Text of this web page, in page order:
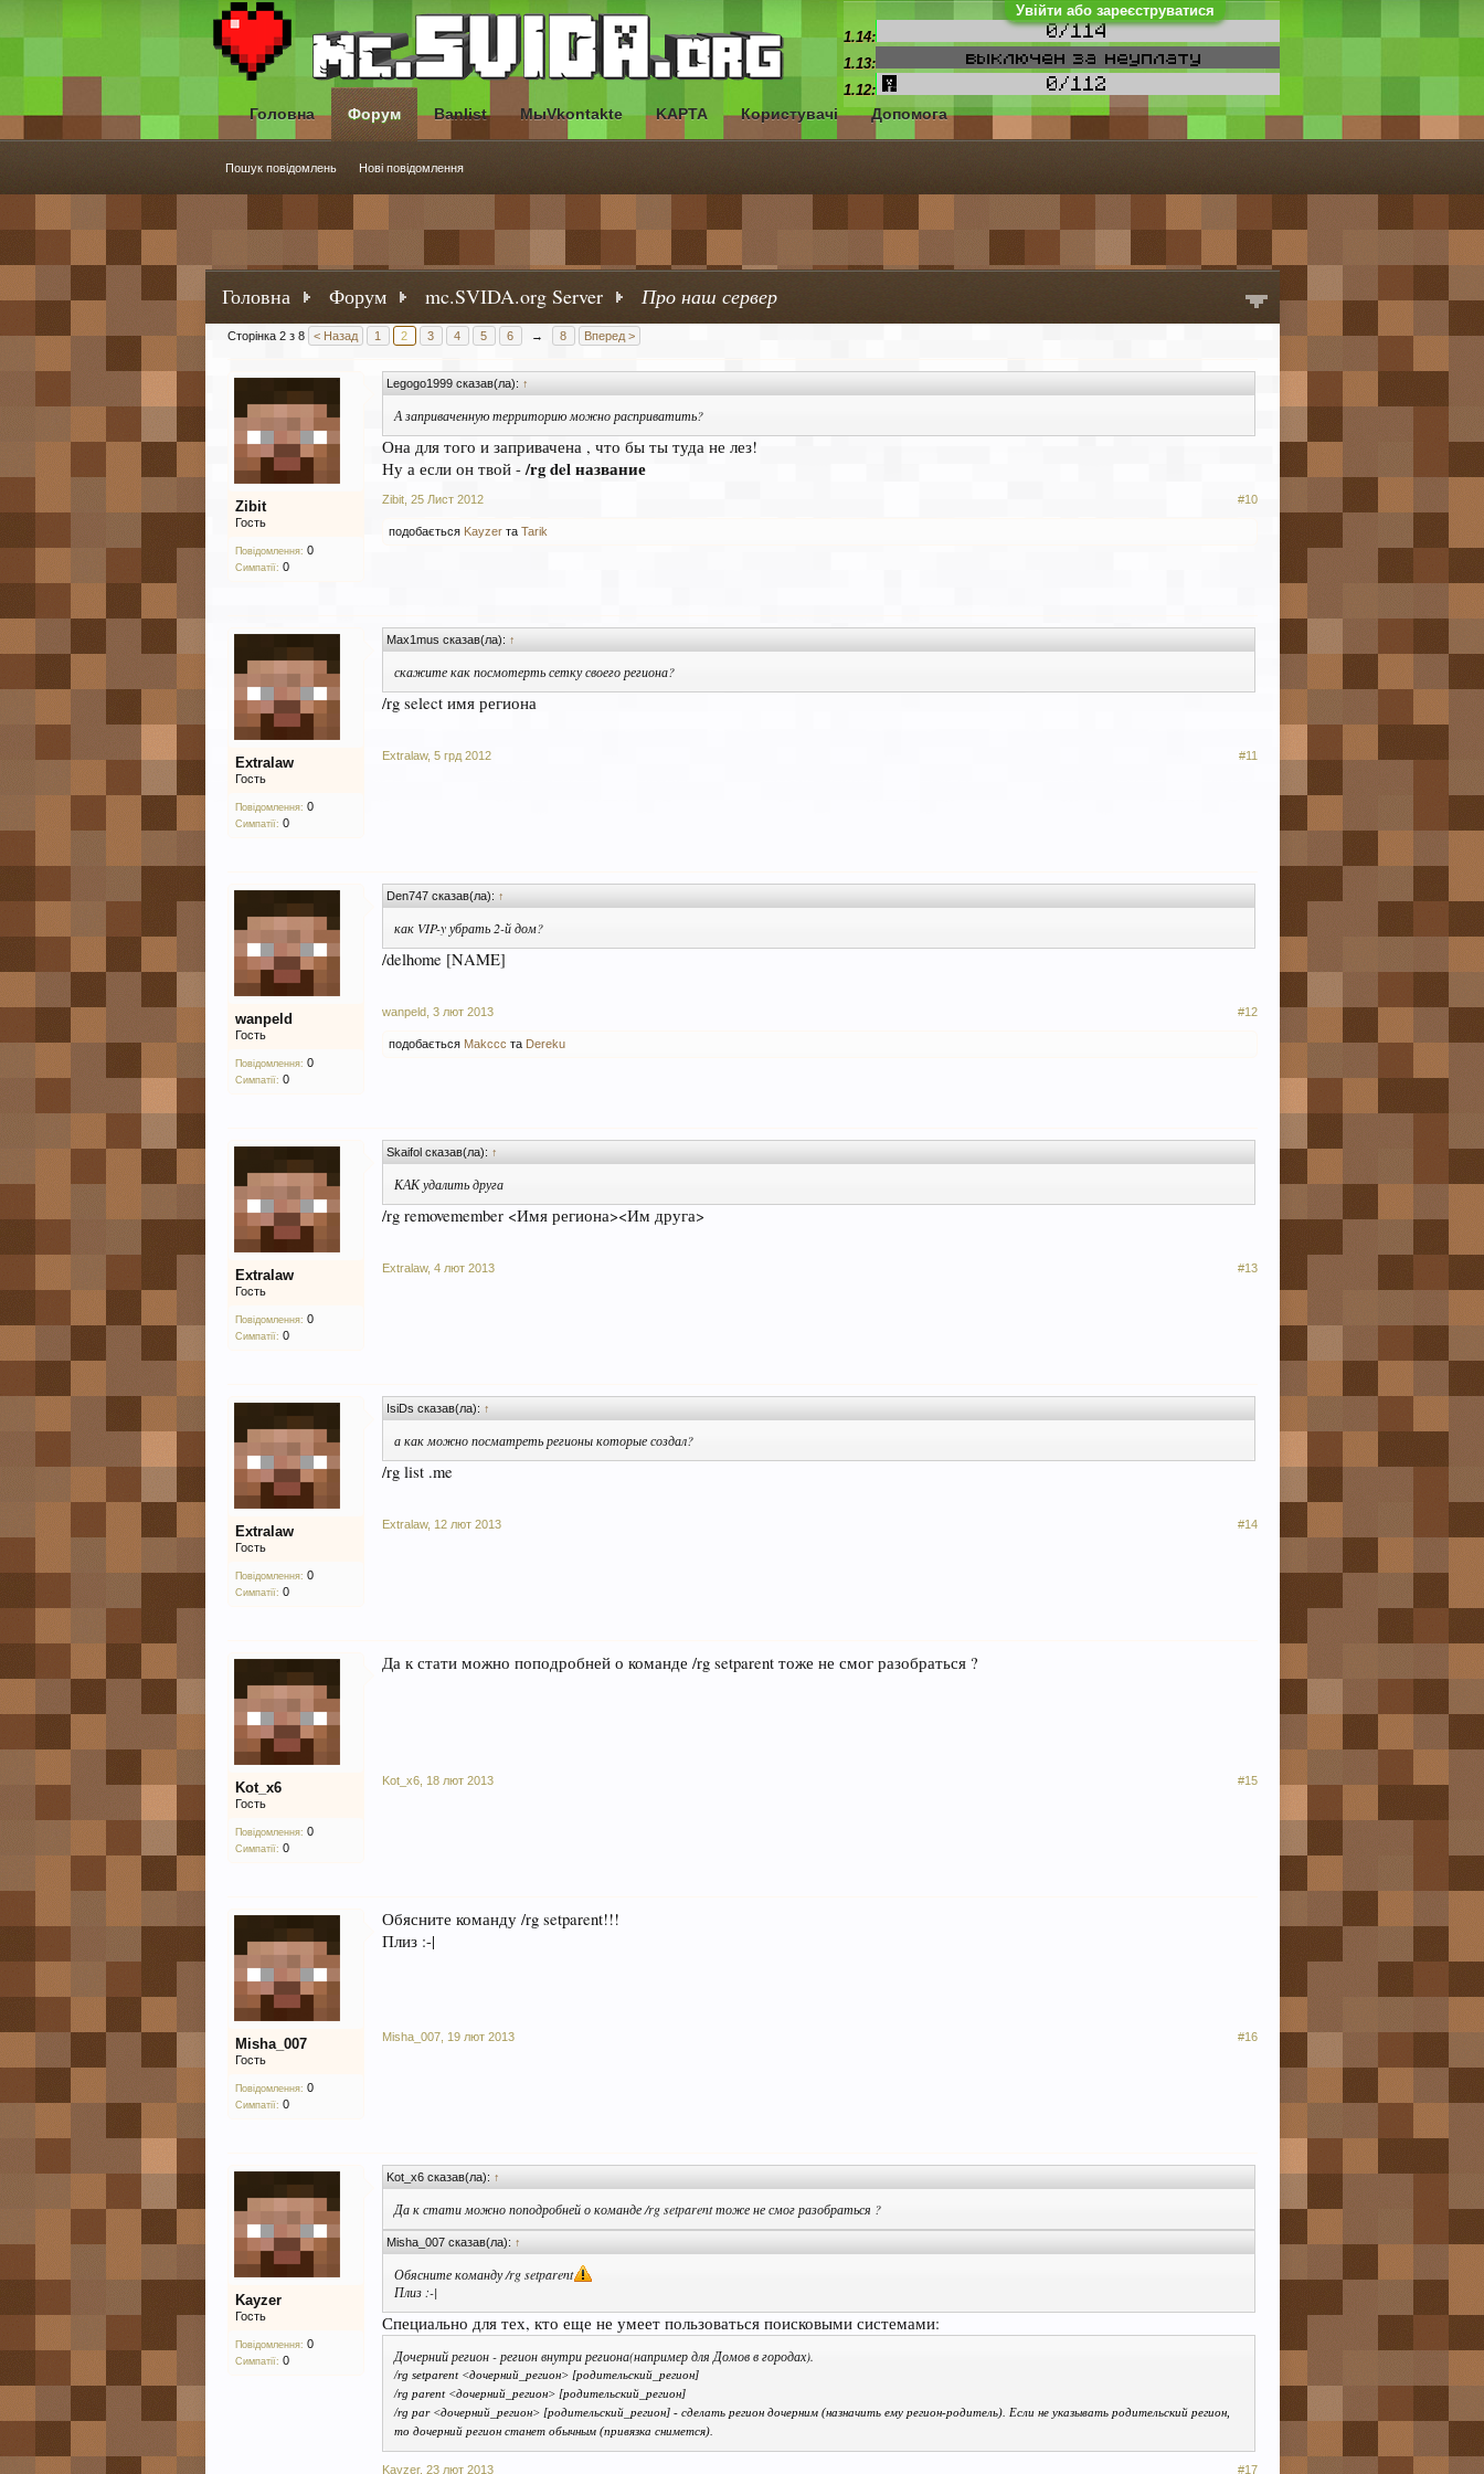
Увійти або зареєструватися
Головна Форум mc.SVIDA.org Server Про наш сервер
Сторінка 2 з 8 < Назад 1 2 3 4 5 6 → 8 Вперед >
Zibit
Гость
Повідомлення: 0
Симпатії: 0
Legogo1999 сказав(ла): ↑
А заприваченную территорию можно расприватить?
Она для того и запривачена , что бы ты туда не лез!
Ну а если он твой -/rg del название
Zibit, 25 Лист 2012 #10
подобається Kayzerта Tarik
Extralaw
Гость
Повідомлення: 0
Симпатії: 0
Max1mus сказав(ла): ↑
скажите как посмотерть сетку своего региона?
/rg select имя региона
Extralaw, 5 грд 2012 #11
wanpeld
Гость
Повідомлення: 0
Симпатії: 0
Den747 сказав(ла): ↑
как VIP-y убрать 2-й дом?
/delhome [NAME]
wanpeld, 3 лют 2013 #12
подобається Makccc та Dereku
Extralaw
Гость
Повідомлення: 0
Симпатії: 0
Skaifol сказав(ла): ↑
КАК удалить друга
/rg removemember <Имя региона><Им друга>
Extralaw, 4 лют 2013 #13
Extralaw
Гость
Повідомлення: 0
Симпатії: 0
IsiDs сказав(ла): ↑
а как можно посматреть регионы которые создал?
/rg list .me
Extralaw, 12 лют 2013 #14
Kot_x6
Гость
Повідомлення: 0
Симпатії: 0
Да к стати можно поподробней о команде /rg setparent тоже не смог разобраться ?
Kot_x6, 18 лют 2013 #15
Misha_007
Гость
Повідомлення: 0
Симпатії: 0
Обясните команду /rg setparent!!!
Плиз :-|
Misha_007, 19 лют 2013 #16
Kayzer
Гость
Повідомлення: 0
Симпатії: 0
Kot_x6 сказав(ла): ↑
Да к стати можно поподробней о команде /rg setparent тоже не смог разобраться ?
Misha_007 сказав(ла): ↑
Обясните команду /rg setparent
Плиз :-|
Специально для тех, кто еще не умеет пользоваться поисковыми системами:
Дочерний регион - регион внутри региона(например для Домов в городах).
/rg setparent <дочерний_регион> [родительский_регион]
/rg parent <дочерний_регион> [родительский_регион]
/rg par <дочерний_регион> [родительский_регион] - сделать регион дочерним (назначить ему регион-родитель). Если не указывать родительский регион,
то дочерний регион станет обычным (привязка снимется).
Kayzer, 23 лют 2013 #17
1.14:
1.13:
1.12:
Головна Форум
Пошук повідомлень Нові повідомлення
Banlist МыVkontakte KAPTA Користувачі Допомога